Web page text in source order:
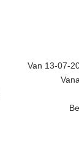
Van 13-07-